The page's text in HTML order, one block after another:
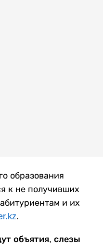
образования
к не получивших
и их
.
объятия, слезы